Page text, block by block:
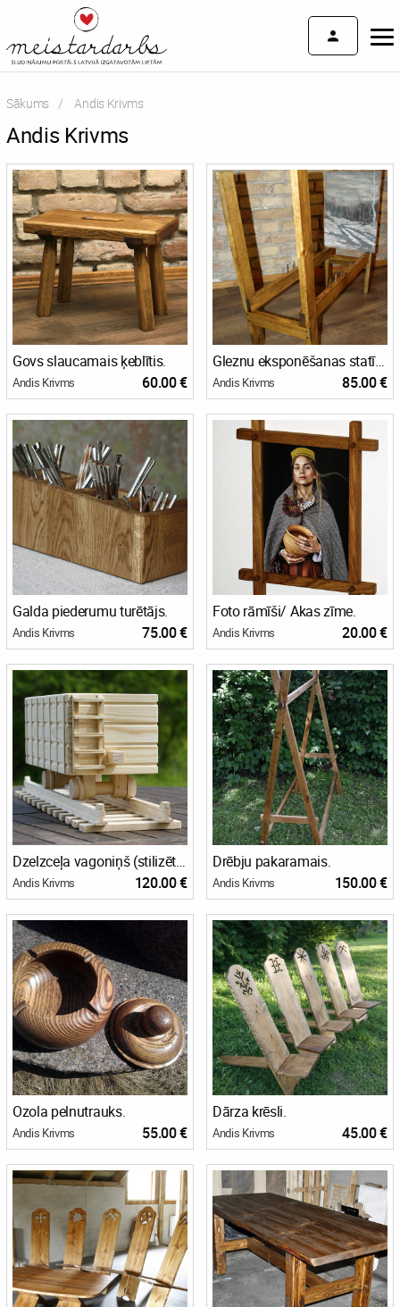
Sākums Current:
Andis Krivms
Andis Krivms
Govs slaucamais ķeblītis.
Andis Krivms 60.00 €
Gleznu eksponēšanas statīvs.
Andis Krivms 85.00 €
Galda piederumu turētājs.
Andis Krivms 75.00 €
Foto rāmīši/ Akas zīme.
Andis Krivms 20.00 €
Dzelzceļa vagoniņš (stilizēts)
Andis Krivms 120.00 €
Drēbju pakaramais.
Andis Krivms 150.00 €
Ozola pelnutrauks.
Andis Krivms 55.00 €
Dārza krēsli.
Andis Krivms 45.00 €